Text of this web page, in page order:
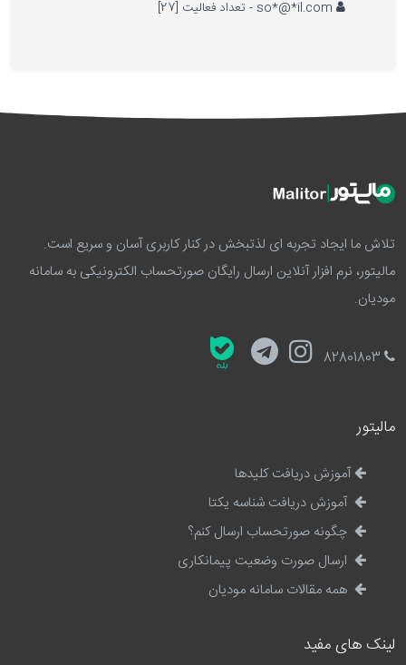
تلاش ما ایجاد تجربه ای لذتبخش در کنار کاربری آسان و سریع است.
مالیتور، نرم افزار آنلاین ارسال رایگان صورتحساب الکترونیکی به سامانه
مودیان.
مالیتور
آموزش دریافت کلیدها
آموزش دریافت شناسه یکتا
چگونه صورتحساب ارسال کنم؟
ارسال صورت وضعیت پیمانکاری
همه مقالات سامانه مودیان
لینک های مفید